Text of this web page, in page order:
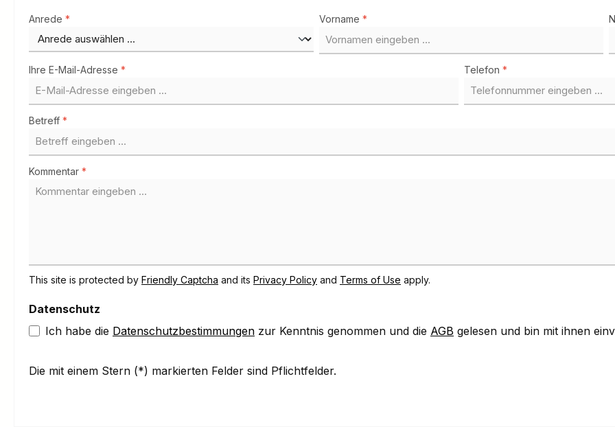
Anrede * Vorname *
Ihre E-Mail-Adresse * Telefon *
Betreff *
Kommentar *
This site is protected by Friendly Captcha and its Privacy Policy and Terms of Use apply.
Datenschutz
Ich habe die Datenschutzbestimmungen zur Kenntnis genommen und die AGB gelesen und bin mit ihnen
Die mit einem Stern (*) markierten Felder sind Pflichtfelder.